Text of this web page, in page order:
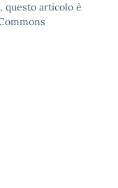
questo articolo è